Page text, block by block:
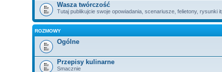
Wasza twórczość
Tutaj publikujcie swoje opowiadania, scenariusze, felietony, rysunki
ROZMOWY
Ogólne
Przepisy kulinarne
Smacznie